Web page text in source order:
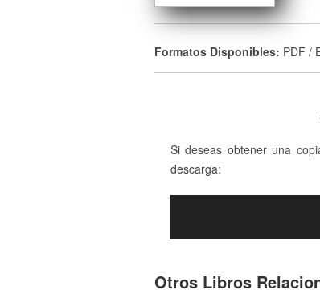
Formatos Disponibles: PDF /
Si deseas obtener una
descarga:
Otros Libros